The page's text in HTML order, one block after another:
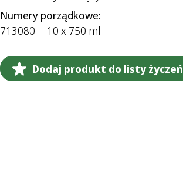
Numery porządkowe:
713080
10 x 750 ml
Dodaj produkt do listy życzeń